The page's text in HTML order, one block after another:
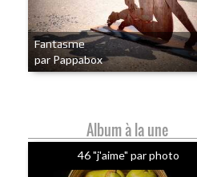
Fantasme
par Pappabox
Album à la une
46 "j'aime" par photo